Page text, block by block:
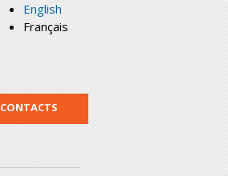
English
Français
CONTACTS